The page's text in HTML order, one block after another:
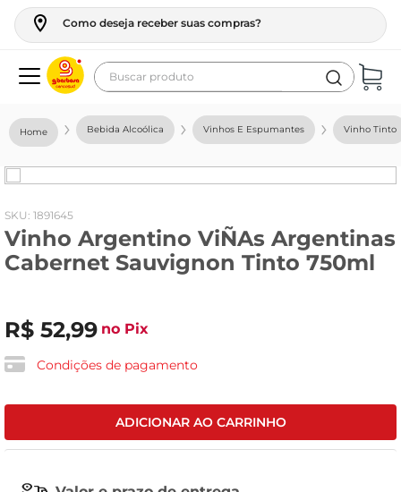
Como deseja receber suas compras?
Buscar produto
Bebida Alcoólica Vinhos E Espumantes Vinho Tinto
: 1891645
Vinho Argentino ViÑAs Argentinas
Cabernet Sauvignon Tinto 750ml
R$ 52,99 no Pix
Condições de pagamento
ADICIONAR AO CARRINHO
geladeira
fogao
café
cerveja
leite
vinho